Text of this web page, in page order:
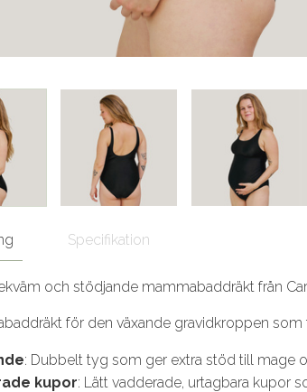
Specifikation
och stödjande mammabaddräkt från
för den växande gravidkroppen
: Dubbelt tyg som ger extra stöd till mage
kupor: Lätt vadderade, urtagbara kupor